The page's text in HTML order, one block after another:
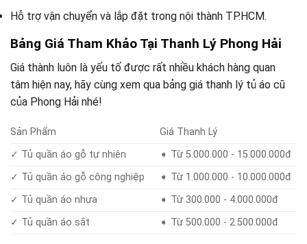
Hỗ trợ vận chuyển và lắp đặt trong nội thành TP.HCM.
Bảng Giá Tham Khảo Tại Thanh Lý Phong Hải
Giá thành luôn là yếu tố được rất nhiều khách hàng quan
tâm hiện nay, hãy cùng xem qua bảng giá thanh lý tủ áo cũ
của Phong Hải nhé!
Sản Phẩm
Giá Thanh Lý
✓ Tủ quần áo gỗ tự nhiên
➧ Từ 5.000.000 - 15.000.000đ
✓ Tủ quần áo gỗ công nghiệp
➧ Từ 1.000.000 - 10.000.000đ
✓ Tủ quần áo nhựa
➧ Từ 300.000 - 4.000.000đ
✓ Tủ quần áo sắt
➧ Từ 500.000 - 2.500.000đ